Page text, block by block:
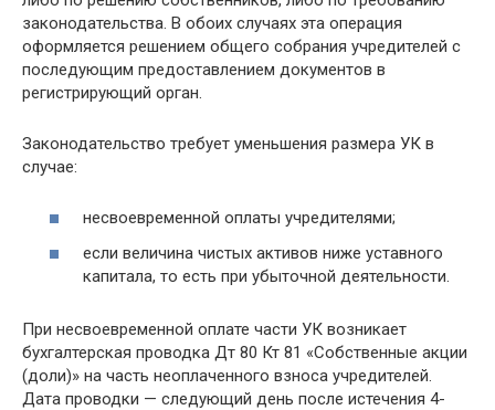
законодательства. В обоих случаях эта операция
оформляется решением общего собрания учредителей с
последующим предоставлением документов в
регистрирующий орган.
Законодательство требует уменьшения размера УК в
случае:
несвоевременной оплаты учредителями;
если величина чистых активов ниже уставного
капитала, то есть при убыточной деятельности.
При несвоевременной оплате части УК возникает
бухгалтерская проводка Дт 80 Кт 81 «Собственные акции
(доли)» на часть неоплаченного взноса учредителей.
Дата проводки — следующий день после истечения 4-